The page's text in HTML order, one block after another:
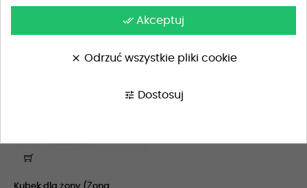
done_all Akceptuj
clear Odrzuć wszystkie pliki cookie
tune Dostosuj